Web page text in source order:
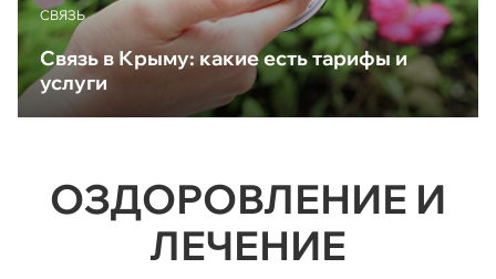
CВЯЗЬ
Связь в Крыму: какие есть тарифы и
услуги
ОЗДОРОВЛЕНИЕ И
ЛЕЧЕНИЕ